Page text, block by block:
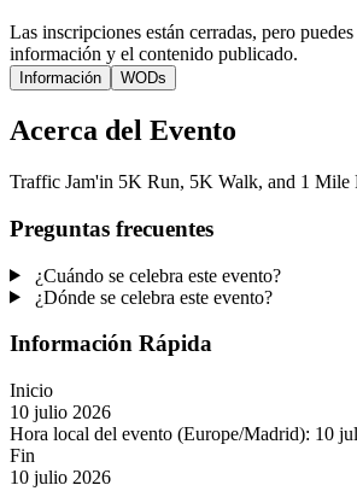
Las inscripciones están cerradas, pero
información y el contenido publicado.
Información WODs
Acerca del Evento
Traffic Jam'in 5K Run, 5K Walk, and 1 Mile
Preguntas frecuentes
¿Cuándo se celebra este evento?
¿Dónde se celebra este evento?
Información Rápida
Inicio
10 julio 2026
Hora local del evento (Europe/Madrid): 10
Fin
10 julio 2026